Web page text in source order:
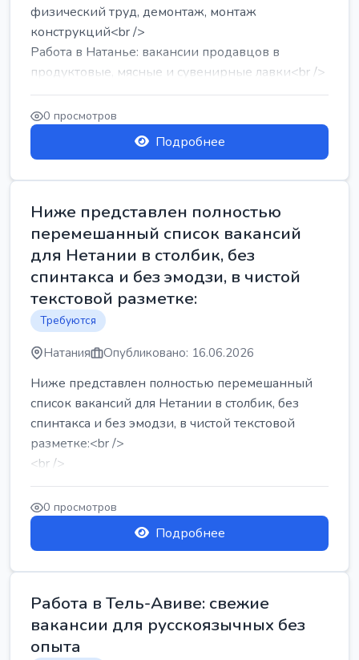
физический труд, демонтаж, монтаж
конструкций<br />
Работа в Натанье: вакансии продавцов в
продуктовые, мясные и сувенирные лавки<br />
Разнорабочий на сборку м...
0 просмотров
Подробнее
Ниже представлен полностью
перемешанный список вакансий
для Нетании в столбик, без
спинтакса и без эмодзи, в чистой
текстовой разметке:
Требуются
Натания Опубликовано: 16.06.2026
Ниже представлен полностью перемешанный
список вакансий для Нетании в столбик, без
спинтакса и без эмодзи, в чистой текстовой
разметке:<br />
<br />
Работа в Нетании на мебельном производстве:
требу...
0 просмотров
Подробнее
Работа в Тель-Авиве: свежие
вакансии для русскоязычных без
опыта